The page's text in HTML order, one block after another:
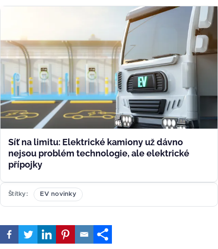
Síť na limitu: Elektrické kamiony už dávno
nejsou problém technologie, ale elektrické
přípojky
Štítky EV novinky